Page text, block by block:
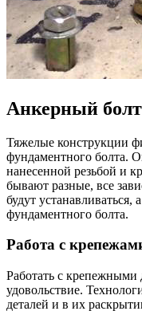
Анкерный
Тяжелые конструкции
фундаментного болта.
нанесенной резьбой и
бывают разные, все
будут устанавливаться,
фундаментного болта.
Работа с
Работать с крепежными
удовольствие.
деталей и в их